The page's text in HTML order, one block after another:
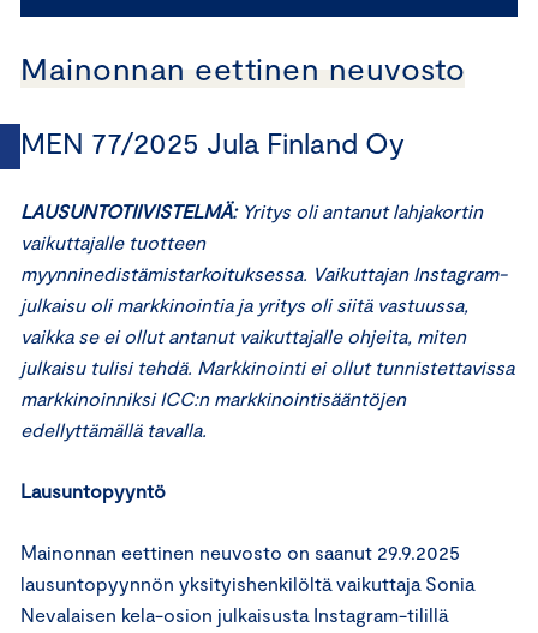
Mainonnan eettinen neuvosto
MEN 77/2025 Jula Finland Oy
LAUSUNTOTIIVISTELMÄ:Yritys oli antanut lahjakortin
vaikuttajalle tuotteen
myynninedistämistarkoituksessa. Vaikuttajan Instagram-
julkaisu oli markkinointia ja yritys oli siitä vastuussa,
vaikka se ei ollut antanut vaikuttajalle ohjeita, miten
julkaisu tulisi tehdä. Markkinointi ei ollut tunnistettavissa
markkinoinniksi ICC:n markkinointisääntöjen
edellyttämällä tavalla.
Lausuntopyyntö
Mainonnan eettinen neuvosto on saanut 29.9.2025
lausuntopyynnön yksityishenkilöltä vaikuttaja Sonia
Nevalaisen kela-osion julkaisusta Instagram-tilillä